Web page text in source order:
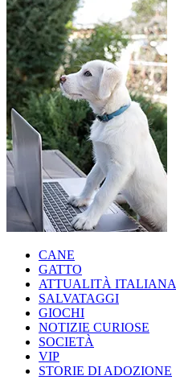
CANE
GATTO
ATTUALITÀ ITALIANA
SALVATAGGI
GIOCHI
NOTIZIE CURIOSE
SOCIETÀ
VIP
STORIE DI ADOZIONE